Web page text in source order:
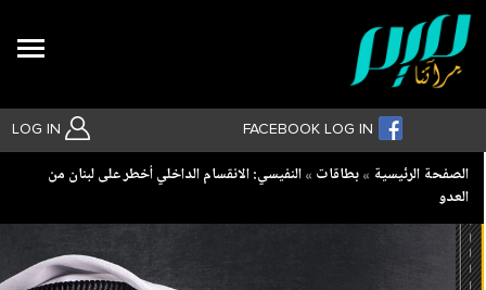
LOG IN FACEBOOK LOG IN
Breadcrumb
الصفحة الرئيسية بطاقات
النفيسي: الانقسام الداخلي أخطر على لبنان من
العدو